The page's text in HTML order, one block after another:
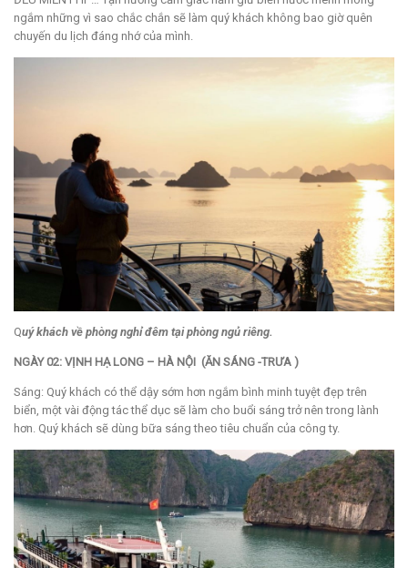
ngắm những vì sao chắc chắn sẽ làm quý khách không bao giờ quên
chuyến du lịch đáng nhớ của mình.
Quý khách về phòng nghỉ đêm tại phòng ngủ riêng.
NGÀY 02: VỊNH HẠ LONG – HÀ NỘI (ĂN SÁNG -TRƯA )
Sáng: Quý khách có thể dậy sớm hơn ngắm bình minh tuyệt đẹp trên
biển, một vài động tác thể dục sẽ làm cho buổi sáng trở nên trong lành
hơn. Quý khách sẽ dùng bữa sáng theo tiêu chuẩn của công ty.